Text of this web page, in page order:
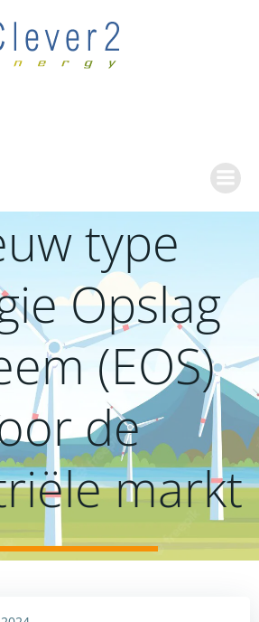
naar
de
inhoud
type
Opslag
(EOS)
de
markt